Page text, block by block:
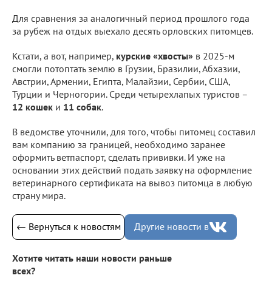
Для сравнения за аналогичный период прошлого года
за рубеж на отдых выехало десять орловских питомцев.
Кстати, а вот, например, курские «хвосты» в 2025-м
смогли потоптать землю в Грузии, Бразилии, Абхазии,
Австрии, Армении, Египта, Малайзии, Сербии, США,
Турции и Черногории. Среди четырехлапых туристов –
12 кошек и 11 собак.
В ведомстве уточнили, для того, чтобы питомец составил
вам компанию за границей, необходимо заранее
оформить ветпаспорт, сделать прививки. И уже на
основании этих действий подать заявку на оформление
ветеринарного сертификата на вывоз питомца в любую
страну мира.
← Вернуться к новостям Другие новости в
Хотите читать наши новости раньше
всех?